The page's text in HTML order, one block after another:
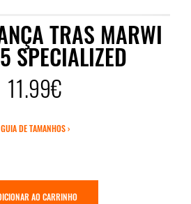
TRAS MARWI
SPECIALIZED
11.99€
GUIA DE TAMANHOS ›
AO CARRINHO